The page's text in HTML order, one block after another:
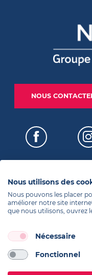
NOUS
Certifications
Nous utilisons des
Nous pouvons les placer
améliorer notre site
que nous utilisons, ouvrez
Nécessaire
Fonctionnel